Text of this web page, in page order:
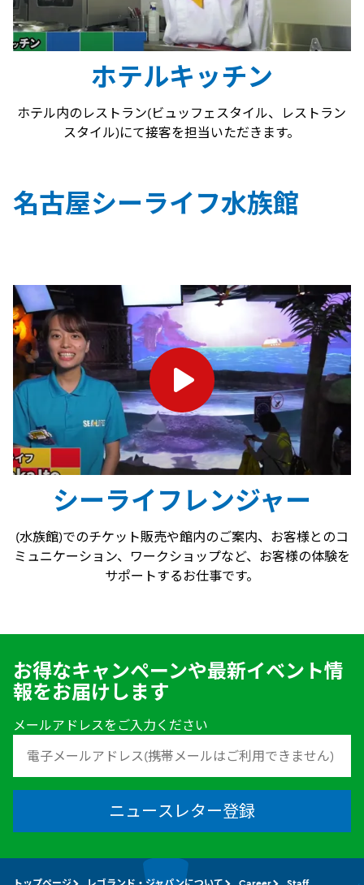
ホテルキッチン
ホテル内のレストラン(ビュッフェスタイル、レストラン
スタイル)にて接客を担当いただきます。
名古屋シーライフ水族館
シーライフレンジャー
(水族館)でのチケット販売や館内のご案内、お客様とのコ
ミュニケーション、ワークショップなど、お客様の体験を
サポートするお仕事です。
お得なキャンペーンや最新イベント情
報をお届けします
メールアドレスをご入力ください
ニュースレター登録